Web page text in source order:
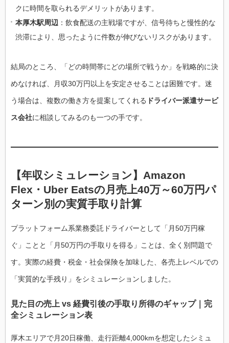
クに時間を取られるデメリットがあります。
本厚木駅周辺 ：飲食配送の主戦場ですが、信号待ちと慢性的な
渋滞により、思ったように件数が伸びないリスクがあります。
結局のところ、「どの時間帯にどの場所で戦うか」を戦略的に決
めなければ、月収30万円以上を安定させることは困難です。迷
う場合は、複数の働き方を提案してくれる ドライバー派遣サービ
ス会社に相談してみるのも一つの手です。
【年収シミュレーション】Amazon
Flex・Uber Eatsの月売上40万～60万円パ
ターン別の実質手取り計算
プラットフォーム系業務委託ドライバーとして「月50万円稼
ぐ」ことと「月50万円の手取りを得る」ことは、全く別問題で
す。実際の経費・税金・社会保険を加味した、各売上レベルでの
「実質的な手残り」をシミュレーションしました。
見た目の売上 vs 経費引後の手取り所得のギャップ｜完
全シミュレーション表
厚木エリアで月20日稼働、走行距離4,000kmを想定したシミュ